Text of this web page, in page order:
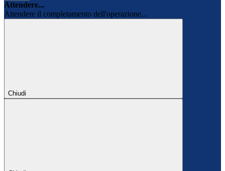
Attendere...
Attendere il completamento dell'operazione...
Chiudi